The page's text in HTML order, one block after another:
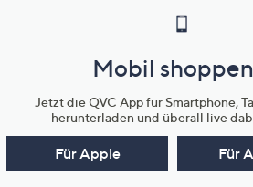
Mobil shoppen
Jetzt die QVC App für Smartphone,
herunterladen und überall live
Für Apple Für